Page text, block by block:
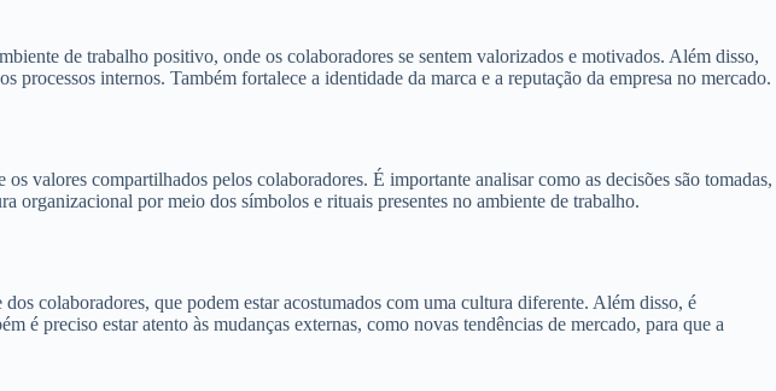
de trabalho positivo, onde os colaboradores se sentem valorizados e motivados. Além disso,
internos. Também fortalece a identidade da marca e a reputação da empresa no mercado.
valores compartilhados pelos colaboradores. É importante analisar como as decisões são tomadas,
organizacional por meio dos símbolos e rituais presentes no ambiente de trabalho.
colaboradores, que podem estar acostumados com uma cultura diferente. Além disso, é
é preciso estar atento às mudanças externas, como novas tendências de mercado, para que a